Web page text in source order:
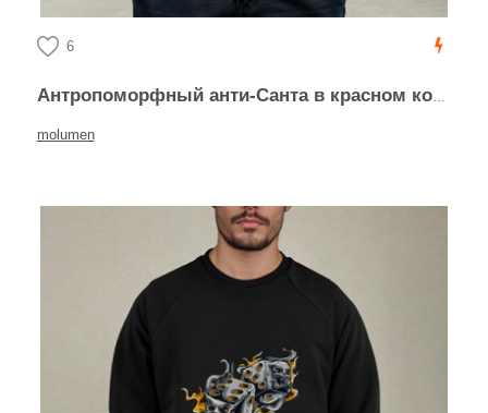
6
Антропоморфный анти-Санта в красном костюме
molumen